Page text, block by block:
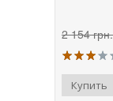
2 154 грн.